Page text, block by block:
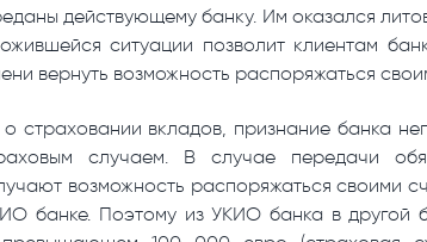
действующему банку. Им оказался
ситуации позволит клиентам
вернуть возможность распоряжаться
страховании вкладов, признание банка
случаем. В случае передачи
возможность распоряжаться своими
банке. Поэтому из УКИО банка в другой